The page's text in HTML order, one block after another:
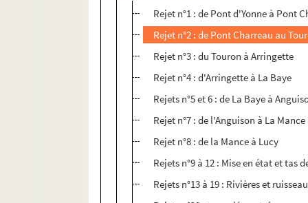
Rejet n°1 : de Pont d'Yonne à Pont
Rejet n°2 : de Pont Charreau au
Rejet n°3 : du Touron à Arringette
Rejet n°4 : d'Arringette à La Baye
Rejets n°5 et 6 : de La Baye à
Rejet n°7 : de l'Anguison à La Mance
Rejet n°8 : de la Mance à Lucy
Rejets n°9 à 12 : Mise en état et tas
Rejets n°13 à 19 : Rivières et